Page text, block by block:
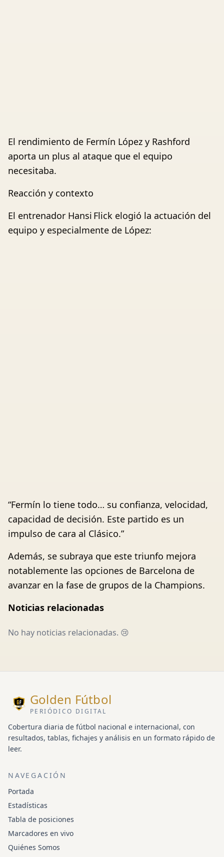
El rendimiento de Fermín López y Rashford
aporta un plus al ataque que el equipo
necesitaba.
Reacción y contexto
El entrenador Hansi Flick elogió la actuación del
equipo y especialmente de López:
“Fermín lo tiene todo… su confianza, velocidad,
capacidad de decisión. Este partido es un
impulso de cara al Clásico.”
Además, se subraya que este triunfo mejora
notablemente las opciones de Barcelona de
avanzar en la fase de grupos de la Champions.
Noticias relacionadas
No hay noticias relacionadas. 😢
Golden Fútbol
PERIÓDICO DIGITAL
Cobertura diaria de fútbol nacional e internacional, con
resultados, tablas, fichajes y análisis en un formato rápido de
leer.
NAVEGACIÓN
Portada
Estadísticas
Tabla de posiciones
Marcadores en vivo
Quiénes Somos